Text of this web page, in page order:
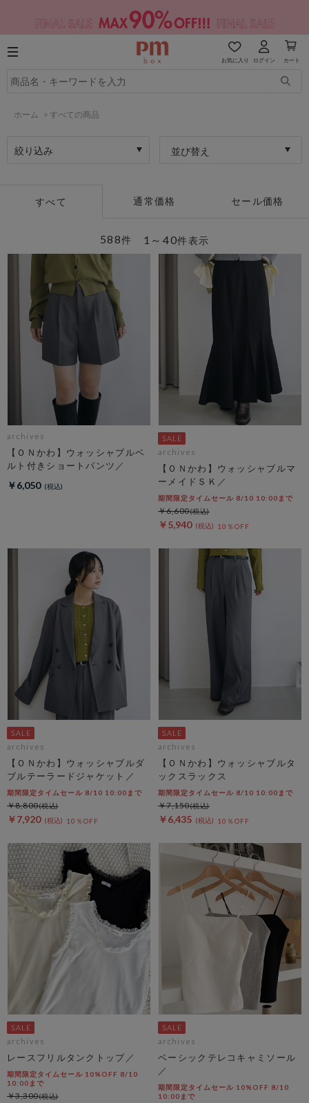
お気に入り ログイン カート
ホーム > すべての商品
絞り込み 並び替え
すべて 通常価格 セール価格
1～40件表示
588件
archives
【ＯＮかわ】ウォッシャブルベ
ルト付きショートパンツ／
￥6,050
archives
【ＯＮかわ】ウォッシャブルマ
ーメイドＳＫ／
期間限定タイムセール 8/10 10:00まで
￥5,940 10％OFF
￥6,600
archives
【ＯＮかわ】ウォッシャブルダ
ブルテーラードジャケット／
期間限定タイムセール 8/10 10:00まで
￥7,920 10％OFF
￥8,800
archives
【ＯＮかわ】ウォッシャブルタ
ックスラックス
期間限定タイムセール 8/10 10:00まで
￥6,435 10％OFF
￥7,150
archives
レースフリルタンクトップ／
期間限定タイムセール 10%OFF 8/10
10:00まで
￥3,300
archives
ベーシックテレコキャミソール
／
期間限定タイムセール 10%OFF 8/10
10:00まで